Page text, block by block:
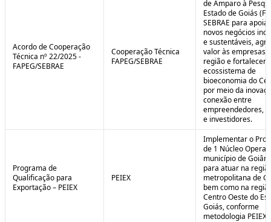
Acordo de Cooperação
Técnica nº 22/2025 -
FAPEG/SEBRAE
Cooperação Técnica
FAPEG/SEBRAE
de Amparo à
Estado de Goiás
SEBRAE para
novos negócios
e sustentáveis,
valor às empresas
região e fortalecer
ecossistema de
bioeconomia do
por meio da
conexão entre
empreendedores,
e investidores.
Programa de
Qualificação para
Exportação – PEIEX
PEIEX
Implementar o
de 1 Núcleo
município de
para atuar na
metropolitana de
bem como na
Centro Oeste do
Goiás, conforme
metodologia PEIEX.